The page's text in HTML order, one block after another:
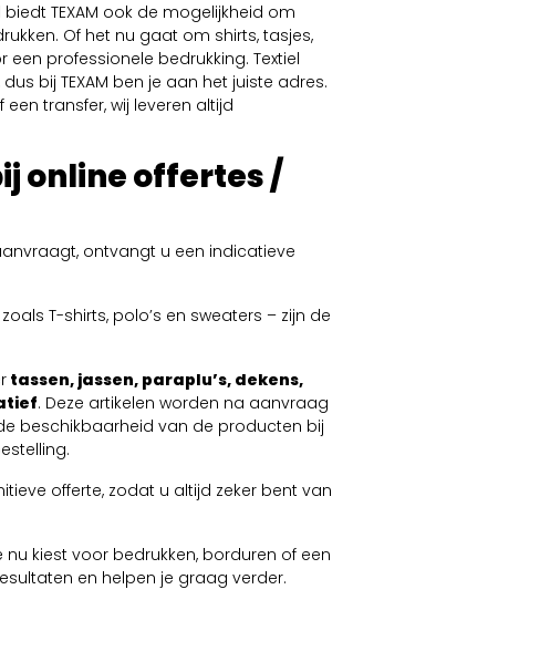
TEXAM ook de mogelijkheid om
Of het nu gaat om shirts, tasjes,
professionele bedrukking. Textiel
bij TEXAM ben je aan het juiste adres.
transfer, wij leveren altijd
online offertes /
ontvangt u een indicatieve
T-shirts, polo’s en sweaters – zijn de
tassen, jassen, paraplu’s, dekens,
. Deze artikelen worden na aanvraag
beschikbaarheid van de producten bij
offerte, zodat u altijd zeker bent van
nu kiest voor bedrukken, borduren of een
en helpen je graag verder.